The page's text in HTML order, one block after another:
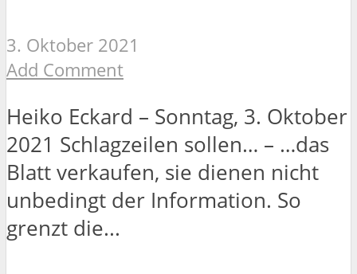
3. Oktober 2021
Add Comment
Heiko Eckard – Sonntag, 3. Oktober
2021 Schlagzeilen sollen… – …das
Blatt verkaufen, sie dienen nicht
unbedingt der Information. So
grenzt die...